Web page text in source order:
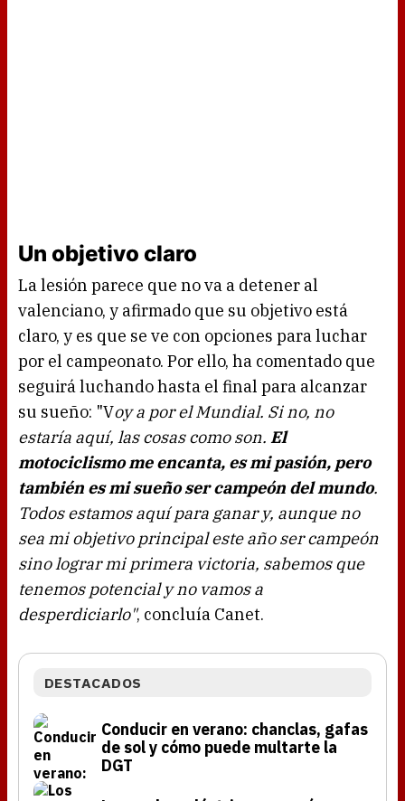
Un objetivo claro
La lesión parece que no va a detener al
valenciano, y afirmado que su objetivo está
claro, y es que se ve con opciones para luchar
por el campeonato. Por ello, ha comentado que
seguirá luchando hasta el final para alcanzar
su sueño: "Voy a por el Mundial. Si no, no
estaría aquí, las cosas como son. El
motociclismo me encanta, es mi pasión, pero
también es mi sueño ser campeón del mundo.
Todos estamos aquí para ganar y, aunque no
sea mi objetivo principal este año ser campeón
sino lograr mi primera victoria, sabemos que
tenemos potencial y no vamos a
desperdiciarlo", concluía Canet.
DESTACADOS
Conducir en verano: chanclas, gafas
de sol y cómo puede multarte la
DGT